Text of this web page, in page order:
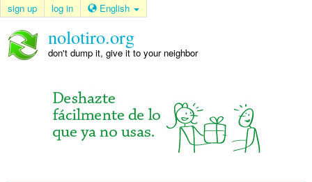
sign up log in English
nolotiro.org
don't dump it, give it to your neighbor